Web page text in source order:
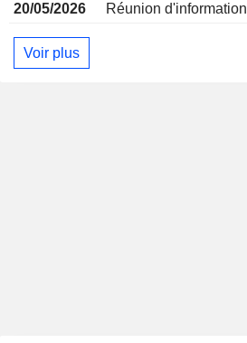
20/05/2026
Réunion d'information
Voir plus